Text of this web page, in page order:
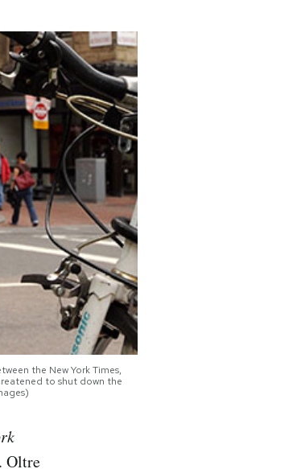
the New York Times,
to shut down the
. Oltre